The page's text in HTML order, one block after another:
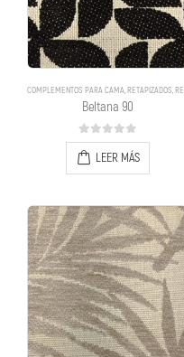
COMPLEMENTOS PARA CAMA,RETAPIZADOS,RETAPIZADOS
Beltana 90
0out of 5
LEER MÁS